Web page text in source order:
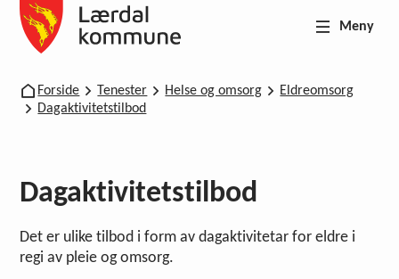
Meny
Du er her:
Forside Tenester Helse og omsorg
Eldreomsorg
Dagaktivitetstilbod
Dagaktivitetstilbod
Det er ulike tilbod i form av dagaktivitetar for eldre i
regi av pleie og omsorg.